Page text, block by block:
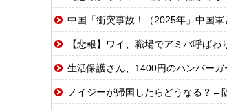
中国「衝突事故！（2025年」中国軍と中国海警局「
【悲報】ワイ、職場でアミバ呼ばわ
生活保護さん、1400円のハンバー
ノイジーが帰国したらどうなる？←